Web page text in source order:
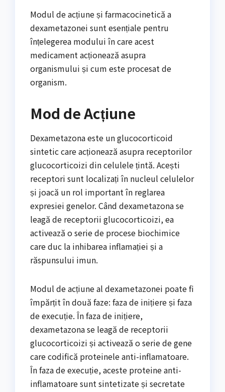
Modul de acțiune și farmacocinetică a
dexametazonei sunt esențiale pentru
înțelegerea modului în care acest
medicament acționează asupra
organismului și cum este procesat de
organism.
Mod de Acțiune
Dexametazona este un glucocorticoid
sintetic care acționează asupra receptorilor
glucocorticoizi din celulele țintă. Acești
receptori sunt localizați în nucleul celulelor
și joacă un rol important în reglarea
expresiei genelor. Când dexametazona se
leagă de receptorii glucocorticoizi, ea
activează o serie de procese biochimice
care duc la inhibarea inflamației și a
răspunsului imun.
Modul de acțiune al dexametazonei poate fi
împărțit în două faze: faza de inițiere și faza
de execuție. În faza de inițiere,
dexametazona se leagă de receptorii
glucocorticoizi și activează o serie de gene
care codifică proteinele anti-inflamatoare.
În faza de execuție, aceste proteine anti-
inflamatoare sunt sintetizate și secretate